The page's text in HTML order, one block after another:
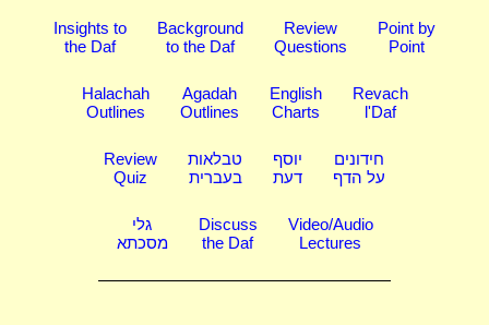
Insights to
the Daf
Background
to the Daf
Review
Questions
Point by
Point
Halachah
Outlines
Agadah
Outlines
English
Charts
Revach
l'Daf
Review
Quiz
טבלאות
בעברית
יוסף
דעת
חידונים
על הדף
גלי
מסכתא
Discuss
the Daf
Video/Audio
Lectures